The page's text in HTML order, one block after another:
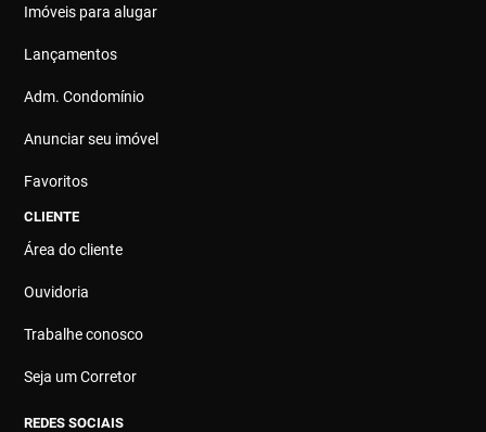
Imóveis para alugar
Lançamentos
Adm. Condomínio
Anunciar seu imóvel
Favoritos
CLIENTE
Área do cliente
Ouvidoria
Trabalhe conosco
Seja um Corretor
REDES SOCIAIS